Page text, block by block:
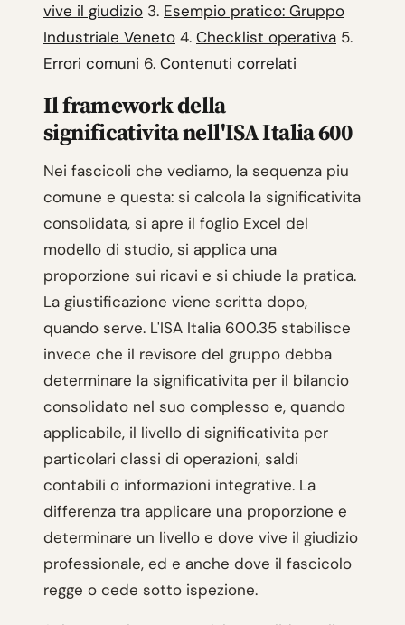
vive il giudizio 3. Esempio pratico: Gruppo
Industriale Veneto 4. Checklist operativa 5.
Errori comuni 6. Contenuti correlati
Il framework della
significativita nell'ISA Italia 600
Nei fascicoli che vediamo, la sequenza piu
comune e questa: si calcola la significativita
consolidata, si apre il foglio Excel del
modello di studio, si applica una
proporzione sui ricavi e si chiude la pratica.
La giustificazione viene scritta dopo,
quando serve. L'ISA Italia 600.35 stabilisce
invece che il revisore del gruppo debba
determinare la significativita per il bilancio
consolidato nel suo complesso e, quando
applicabile, il livello di significativita per
particolari classi di operazioni, saldi
contabili o informazioni integrative. La
differenza tra applicare una proporzione e
determinare un livello e dove vive il giudizio
professionale, ed e anche dove il fascicolo
regge o cede sotto ispezione.